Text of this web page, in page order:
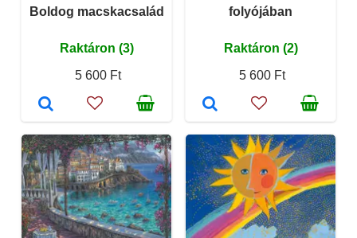
Boldog macskacsalád
Raktáron (3)
5 600 Ft
folyójában
Raktáron (2)
5 600 Ft